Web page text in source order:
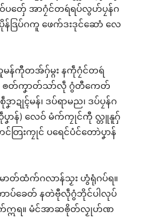
ပတှ်ေ အာဂၠံင်တရဴရပ်လွဟ်ပၠန်ဂ
ဒြပ်ဂကူ ဖေက်ဒးဒုင်ဆောံ လေ
န်ကီုတအ်ဂှ်မ္ဂး နကဵုဂၠံင်တရဴ
ၜတ်ကၞာတ်သာ်လဵု ဂွံတီကေတ်
ာဍုၚ်မန်၊ ဒပ်ရာမည၊ ဒပ်ပၠန်ဂ
ပၞာန်) လေဝ် မံက်ကၠုင်ကီု လ္တူနူဂှ်
တြးကၠုင် ပရေင်ပံင်တောဲပၞာန်
ာတ်ထံက်ဂလာန်သၟး ဟွံရုံဂပ်ရ။
ာပ်ခေတ် နတဲဗီုလဵုဂွံဘိုင်ပါလုပ်
ေက်ဣရ။ မံင်အာဆၜိုတ်လၟုဟ်ဏ